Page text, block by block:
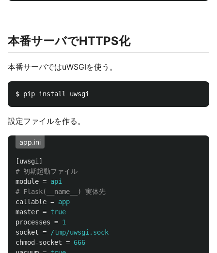
本番サーバでHTTPS化
本番サーバではuWSGIを使う。
設定ファイルを作る。
app.ini
[uwsgi]
module = api
callable = app
master = true
processes = 1
socket =
/tmp/uwsgi.sock
chmod-socket = 666